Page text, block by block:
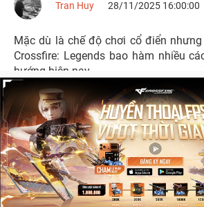
Mặc dù là chế độ chơi cổ điển nhưng
Crossfire: Legends bao hàm nhiều
hướng hiện nay.